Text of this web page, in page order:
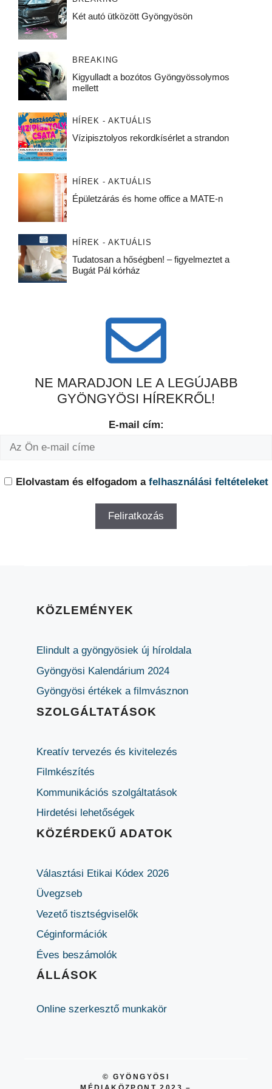
Két autó ütközött Gyöngyösön
BREAKING
Kigyulladt a bozótos Gyöngyössolymos
mellett
HÍREK - AKTUÁLIS
Vízipisztolyos rekordkísérlet a strandon
HÍREK - AKTUÁLIS
Épületzárás és home office a MATE-n
HÍREK - AKTUÁLIS
Tudatosan a hőségben! – figyelmeztet a
Bugát Pál kórház
NE MARADJON LE A LEGÚJABB
GYÖNGYÖSI HÍREKRŐL!
E-mail cím:
Elolvastam és elfogadom a felhasználási feltételeket
KÖZLEMÉNYEK
Elindult a gyöngyösiek új híroldala
Gyöngyösi Kalendárium 2024
Gyöngyösi értékek a filmvásznon
SZOLGÁLTATÁSOK
Kreatív tervezés és kivitelezés
Filmkészítés
Kommunikációs szolgáltatások
Hirdetési lehetőségek
KÖZÉRDEKŰ ADATOK
Választási Etikai Kódex 2026
Üvegzseb
Vezető tisztségviselők
Céginformációk
Éves beszámolók
ÁLLÁSOK
Online szerkesztő munkakör
© GYÖNGYÖSI